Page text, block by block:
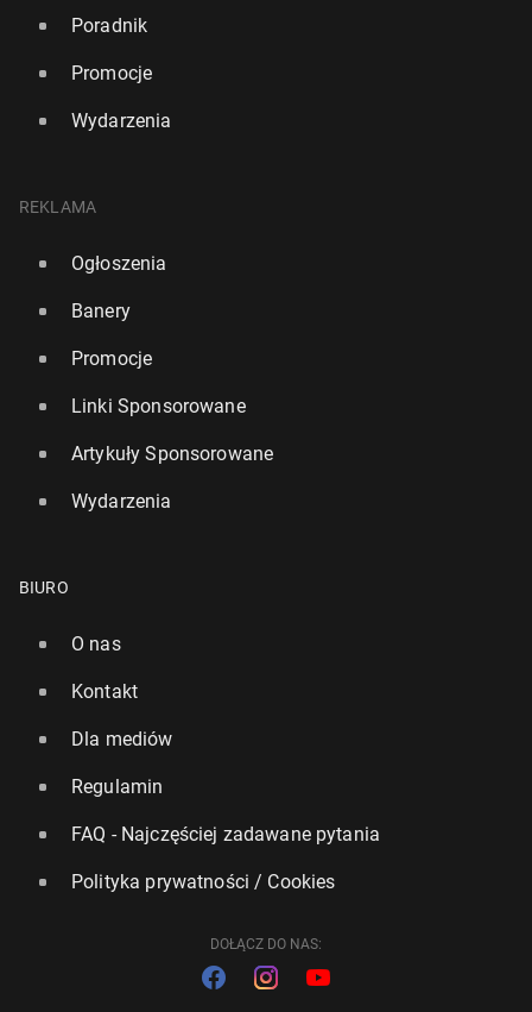
Poradnik
Promocje
Wydarzenia
REKLAMA
Ogłoszenia
Banery
Promocje
Linki Sponsorowane
Artykuły Sponsorowane
Wydarzenia
BIURO
O nas
Kontakt
Dla mediów
Regulamin
FAQ - Najczęściej zadawane pytania
Polityka prywatności / Cookies
DOŁĄCZ DO NAS: